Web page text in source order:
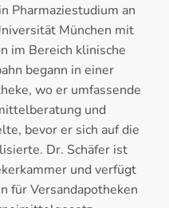
Pharmaziestudium an
München mit
im Bereich klinische
begann in einer
wo er umfassende
und
bevor er sich auf die
Dr. Schäfer ist
und verfügt
für Versandapotheken